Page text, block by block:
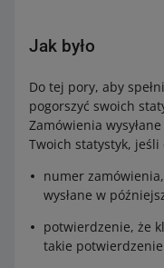
Jak było
Do tej pory, aby
pogorszyć swoich
Zamówienia
Twoich statystyk,
numer
wysłane w
potwierdzenie, że
takie